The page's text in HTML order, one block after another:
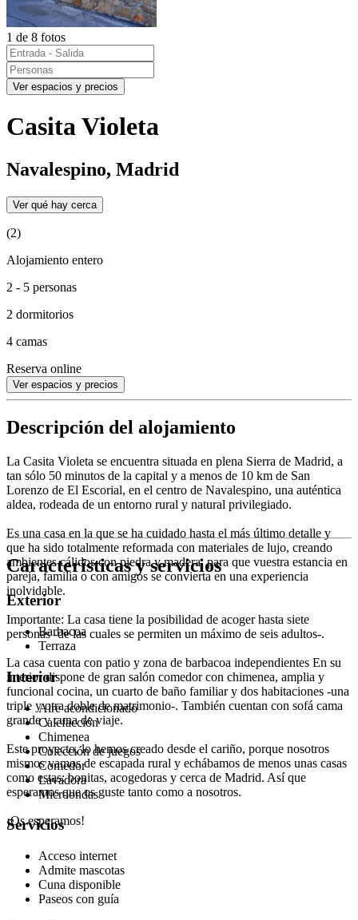
1 de 8 fotos
Ver espacios y precios
Casita Violeta
Navalespino, Madrid
Ver qué hay cerca
(2)
Alojamiento entero
2 - 5 personas
2 dormitorios
4 camas
Reserva online
Ver espacios y precios
Descripción del alojamiento
La Casita Violeta se encuentra situada en plena Sierra de Madrid, a
tan sólo 50 minutos de la capital y a menos de 10 km de San
Lorenzo de El Escorial, en el centro de Navalespino, una auténtica
aldea, rodeada de un entorno rural y natural privilegiado.
Es una casa en la que se ha cuidado hasta el más último detalle y
que ha sido totalmente reformada con materiales de lujo, creando
ambientes cálidos con piedra y madera, para que vuestra estancia en
pareja, familia o con amigos se convierta en una experiencia
inolvidable.
Importante: La casa tiene la posibilidad de acoger hasta siete
personas -de las cuales se permiten un máximo de seis adultos-.
La casa cuenta con patio y zona de barbacoa independientes En su
interior dispone de gran salón comedor con chimenea, amplia y
funcional cocina, un cuarto de baño familiar y dos habitaciones -una
triple y otra doble de matrimonio-. También cuentan con sofá cama
grande y cuna de viaje.
Este proyecto, lo hemos creado desde el cariño, porque nosotros
mismos vamos de escapada rural y echábamos de menos unas casas
como estas: bonitas, acogedoras y cerca de Madrid. Así que
esperamos que os guste tanto como a nosotros.
¡Os esperamos!
Características y servicios
Exterior
Barbacoa
Terraza
Interior
Aire acondicionado
Calefacción
Chimenea
Colección de juegos
Comedor
Lavadora
Microondas
Servicios
Acceso internet
Admite mascotas
Cuna disponible
Paseos con guía